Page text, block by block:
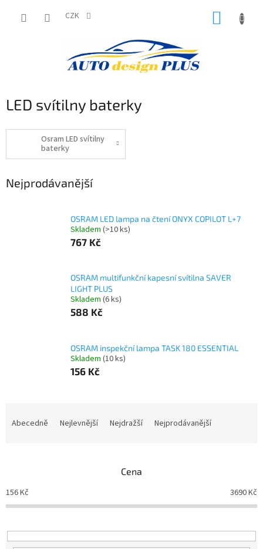
CZK
LED svítilny baterky
Osram LED svítilny
baterky
Nejprodávanější
OSRAM LED lampa na čtení ONYX COPILOT L+7
Skladem (>10 ks)
767 Kč
OSRAM multifunkční kapesní svítilna SAVER
LIGHT PLUS
Skladem (6 ks)
588 Kč
OSRAM inspekční lampa TASK 180 ESSENTIAL
Skladem (10 ks)
156 Kč
p
r
o
u
Abecedně Nejlevnější Nejdražší Nejprodávanější
Cena
156Kč 3690Kč